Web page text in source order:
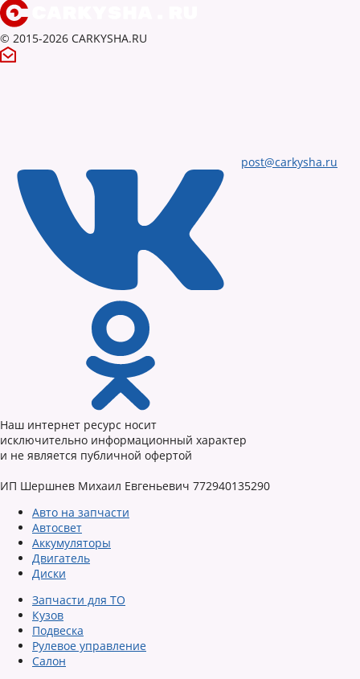
© 2015-2026 CARKYSHA.RU
post@carkysha.ru
Наш интернет ресурс носит
исключительно информационный характер
и не является публичной офертой
ИП Шершнев Михаил Евгеньевич 772940135290
Авто на запчасти
Автосвет
Аккумуляторы
Двигатель
Диски
Запчасти для ТО
Кузов
Подвеска
Рулевое управление
Салон